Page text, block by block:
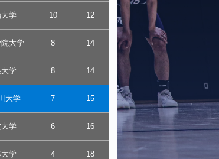
学 10 12
大学 8 14
学 8 14
大学 7 15
学 6 16
学 4 18